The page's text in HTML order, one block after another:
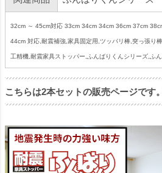
32cm ～ 45cm対応 33cm 34cm 34cm 36cm 37cm
44cm 対応,耐震補強,家具固定用,ツッパリ棒,突っ張り
工精機,耐震家具ストッパー,ふんばりくんシリーズ,ふ
こちらは2本セットの販売ページです